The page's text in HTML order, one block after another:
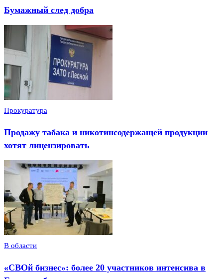
Бумажный след добра
Прокуратура
Продажу табака и никотинсодержащей продукции
хотят лицензировать
В области
«СВОй бизнес»: более 20 участников интенсива в